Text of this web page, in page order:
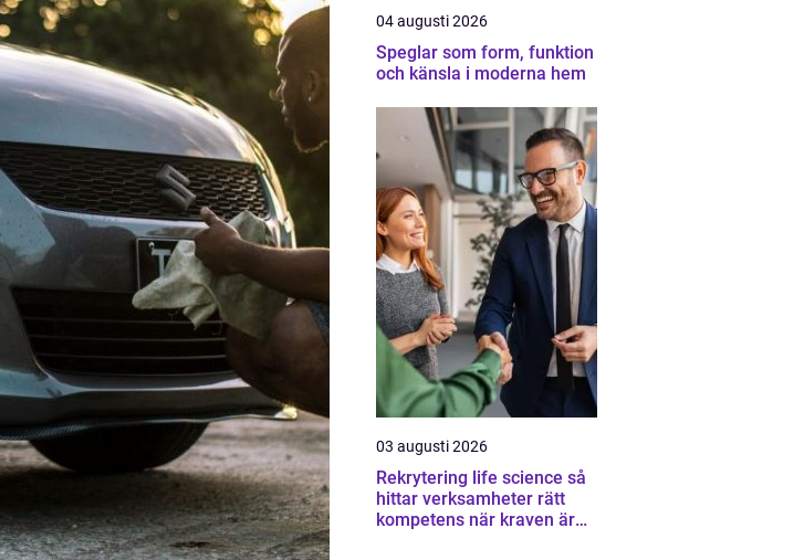
04 augusti 2026
Speglar som form, funktion
och känsla i moderna hem
03 augusti 2026
Rekrytering life science så
hittar verksamheter rätt
kompetens när kraven är